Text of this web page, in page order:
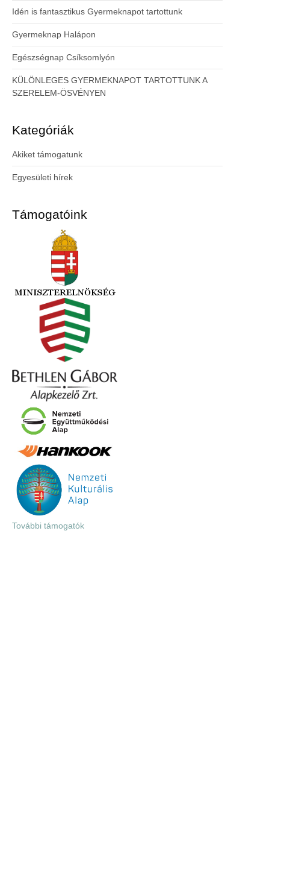
Idén is fantasztikus Gyermeknapot tartottunk
Gyermeknap Halápon
Egészségnap Csíksomlyón
KÜLÖNLEGES GYERMEKNAPOT TARTOTTUNK A
SZERELEM-ÖSVÉNYEN
Kategóriák
Akiket támogatunk
Egyesületi hírek
Támogatóink
További támogatók